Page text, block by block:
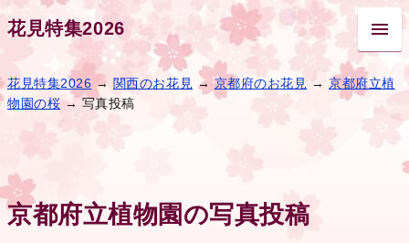
花見特集2026
花見特集2026 → 関西のお花見 →京都府のお花見 →京都府立植
物園の桜 → 写真投稿
京都府立植物園の写真投稿